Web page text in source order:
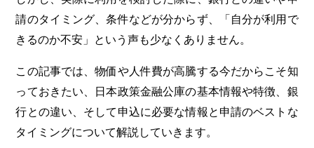
請のタイミング、条件などが分からず、「自分が利用で
きるのか不安」という声も少なくありません。
この記事では、物価や人件費が高騰する今だからこそ知
っておきたい、日本政策金融公庫の基本情報や特徴、銀
行との違い、そして申込に必要な情報と申請のベストな
タイミングについて解説していきます。